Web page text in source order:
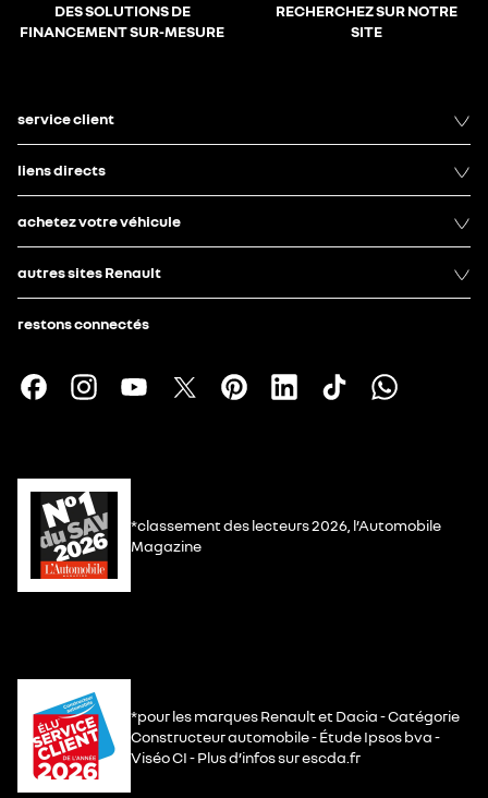
DES SOLUTIONS DE
FINANCEMENT SUR-MESURE
RECHERCHEZ SUR NOTRE
SITE
service client
liens directs
achetez votre véhicule
autres sites Renault
restons connectés
*classement des lecteurs 2026, l’Automobile
Magazine
*pour les marques Renault et Dacia - Catégorie
Constructeur automobile - Étude Ipsos bva -
Viséo CI - Plus d’infos sur escda.fr